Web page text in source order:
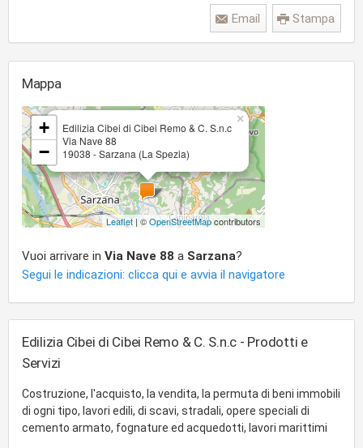
Stampa
Email
Mappa
Edilizia Cibei di Cibei Remo & C. S.n.c
Via Nave 88
19038 - Sarzana (La Spezia)
×
+
−
Leaflet| ©OpenStreetMapcontributors
Vuoi arrivare in Via Nave 88 a Sarzana?
Segui le indicazioni: clicca qui e avvia il navigatore
Edilizia Cibei di Cibei Remo & C. S.n.c - Prodotti e
Servizi
Costruzione, l'acquisto, la vendita, la permuta di beni immobili
di ogni tipo, lavori edili, di scavi, stradali, opere speciali di
cemento armato, fognature ed acquedotti, lavori marittimi